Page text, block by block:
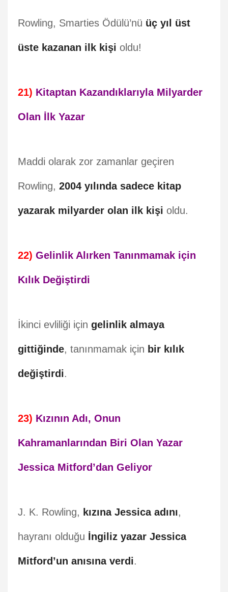
Rowling, Smarties Ödülü’nü üç yıl üst
üste kazanan ilk kişi oldu!
21) Kitaptan Kazandıklarıyla Milyarder
Olan İlk Yazar
Maddi olarak zor zamanlar geçiren
Rowling, 2004 yılında sadece kitap
yazarak milyarder olan ilk kişi oldu.
22) Gelinlik Alırken Tanınmamak için
Kılık Değiştirdi
İkinci evliliği için gelinlik almaya
gittiğinde, tanınmamak için bir kılık
değiştirdi.
23) Kızının Adı, Onun
Kahramanlarından Biri Olan Yazar
Jessica Mitford’dan Geliyor
J. K. Rowling, kızına Jessica adını,
hayranı olduğu İngiliz yazar Jessica
Mitford’un anısına verdi.